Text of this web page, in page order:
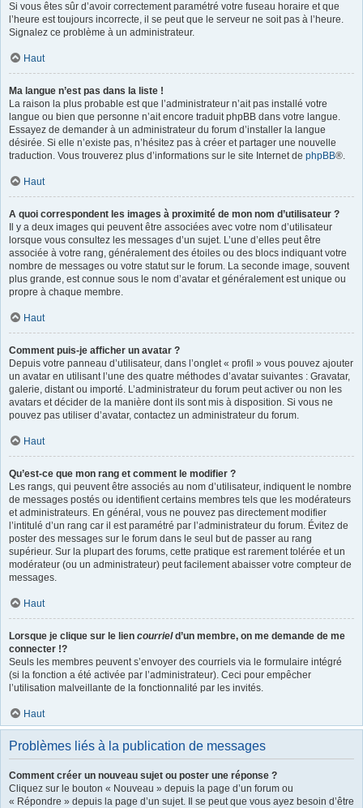
Si vous êtes sûr d’avoir correctement paramétré votre fuseau horaire et que
l’heure est toujours incorrecte, il se peut que le serveur ne soit pas à l’heure.
Signalez ce problème à un administrateur.
Haut
Ma langue n’est pas dans la liste !
La raison la plus probable est que l’administrateur n’ait pas installé votre
langue ou bien que personne n’ait encore traduit phpBB dans votre langue.
Essayez de demander à un administrateur du forum d’installer la langue
désirée. Si elle n’existe pas, n’hésitez pas à créer et partager une nouvelle
traduction. Vous trouverez plus d’informations sur le site Internet de phpBB®.
Haut
A quoi correspondent les images à proximité de mon nom d’utilisateur ?
Il y a deux images qui peuvent être associées avec votre nom d’utilisateur
lorsque vous consultez les messages d’un sujet. L’une d’elles peut être
associée à votre rang, généralement des étoiles ou des blocs indiquant votre
nombre de messages ou votre statut sur le forum. La seconde image, souvent
plus grande, est connue sous le nom d’avatar et généralement est unique ou
propre à chaque membre.
Haut
Comment puis-je afficher un avatar ?
Depuis votre panneau d’utilisateur, dans l’onglet « profil » vous pouvez ajouter
un avatar en utilisant l’une des quatre méthodes d’avatar suivantes : Gravatar,
galerie, distant ou importé. L’administrateur du forum peut activer ou non les
avatars et décider de la manière dont ils sont mis à disposition. Si vous ne
pouvez pas utiliser d’avatar, contactez un administrateur du forum.
Haut
Qu’est-ce que mon rang et comment le modifier ?
Les rangs, qui peuvent être associés au nom d’utilisateur, indiquent le nombre
de messages postés ou identifient certains membres tels que les modérateurs
et administrateurs. En général, vous ne pouvez pas directement modifier
l’intitulé d’un rang car il est paramétré par l’administrateur du forum. Évitez de
poster des messages sur le forum dans le seul but de passer au rang
supérieur. Sur la plupart des forums, cette pratique est rarement tolérée et un
modérateur (ou un administrateur) peut facilement abaisser votre compteur de
messages.
Haut
Lorsque je clique sur le lien courrield’un membre, on me demande de me
connecter !?
Seuls les membres peuvent s’envoyer des courriels via le formulaire intégré
(si la fonction a été activée par l’administrateur). Ceci pour empêcher
l’utilisation malveillante de la fonctionnalité par les invités.
Haut
Problèmes liés à la publication de messages
Comment créer un nouveau sujet ou poster une réponse ?
Cliquez sur le bouton « Nouveau » depuis la page d’un forum ou
« Répondre » depuis la page d’un sujet. Il se peut que vous ayez besoin d’être